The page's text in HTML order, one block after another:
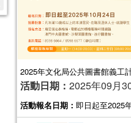
2025年文化局公共圖書館義工
活動日期： 2025年09月
活動報名日期： 即日起至2025